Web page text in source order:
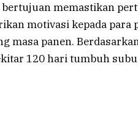
memastikan
motivasi kepada
masa panen.
120 hari tumbuh